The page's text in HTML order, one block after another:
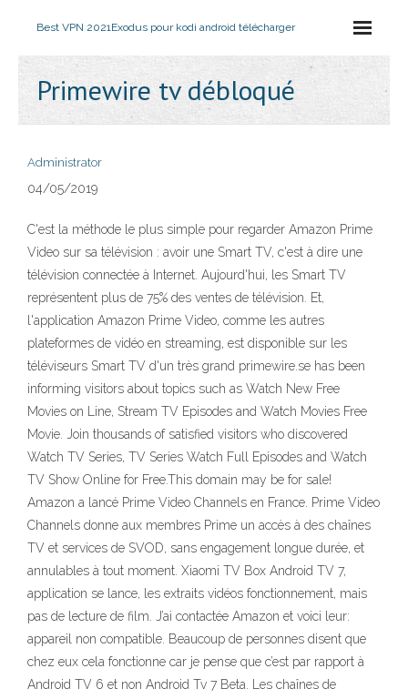
Best VPN 2021Exodus pour kodi android télécharger
Primewire tv débloqué
Administrator
04/05/2019
C'est la méthode le plus simple pour regarder Amazon Prime
Video sur sa télévision : avoir une Smart TV, c'est à dire une
télévision connectée à Internet. Aujourd'hui, les Smart TV
représentent plus de 75% des ventes de télévision. Et,
l'application Amazon Prime Video, comme les autres
plateformes de vidéo en streaming, est disponible sur les
téléviseurs Smart TV d'un très grand primewire.se has been
informing visitors about topics such as Watch New Free
Movies on Line, Stream TV Episodes and Watch Movies Free
Movie. Join thousands of satisfied visitors who discovered
Watch TV Series, TV Series Watch Full Episodes and Watch
TV Show Online for Free.This domain may be for sale!
Amazon a lancé Prime Video Channels en France. Prime Video
Channels donne aux membres Prime un accès à des chaînes
TV et services de SVOD, sans engagement longue durée, et
annulables à tout moment. Xiaomi TV Box Android TV 7,
application se lance, les extraits vidéos fonctionnement, mais
pas de lecture de film. J’ai contactée Amazon et voici leur:
appareil non compatible. Beaucoup de personnes disent que
chez eux cela fonctionne car je pense que c’est par rapport à
Android TV 6 et non Android Tv 7 Beta. Les chaînes de